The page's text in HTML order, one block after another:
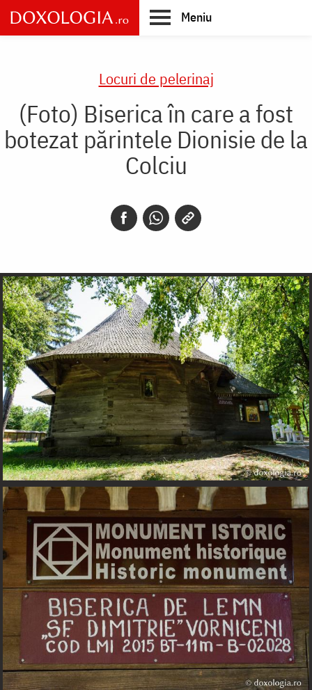
Skip
to
main
Meniu
Locuri de pelerinaj
(Foto) Biserica în care a fost
botezat părintele Dionisie de la
Colciu